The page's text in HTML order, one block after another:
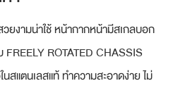
ยงามน่าใช้ หน้ากากหน้ามีสเกลบอก
FREELY ROTATED CHASSIS
สแตนเลสแท้ ทำความสะอาดง่าย ไม่